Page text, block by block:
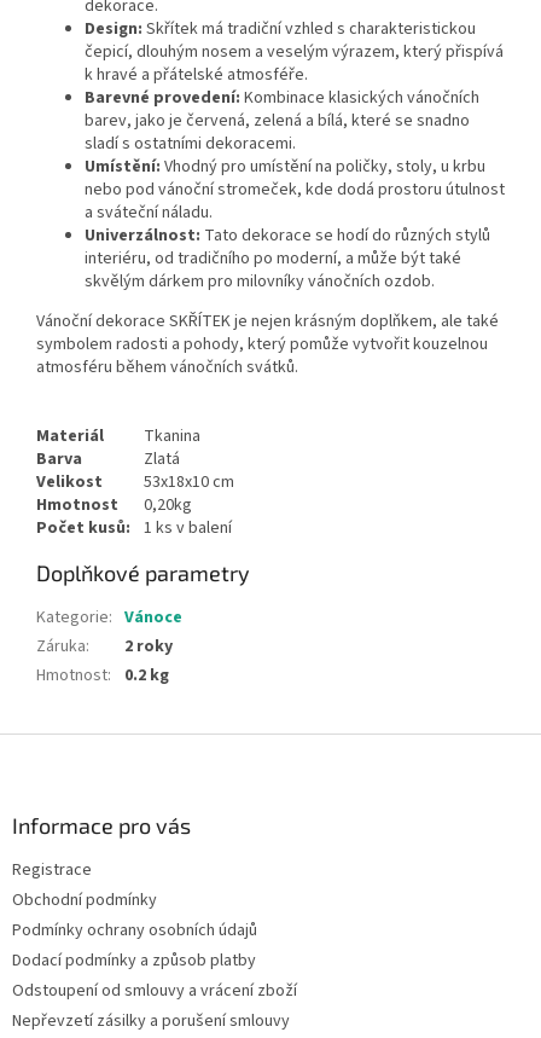
dekorace.
Design: Skřítek má tradiční vzhled s charakteristickou
čepicí, dlouhým nosem a veselým výrazem, který přispívá
k hravé a přátelské atmosféře.
Barevné provedení: Kombinace klasických vánočních
barev, jako je červená, zelená a bílá, které se snadno
sladí s ostatními dekoracemi.
Umístění: Vhodný pro umístění na poličky, stoly, u krbu
nebo pod vánoční stromeček, kde dodá prostoru útulnost
a sváteční náladu.
Univerzálnost: Tato dekorace se hodí do různých stylů
interiéru, od tradičního po moderní, a může být také
skvělým dárkem pro milovníky vánočních ozdob.
Vánoční dekorace SKŘÍTEK je nejen krásným doplňkem, ale také
symbolem radosti a pohody, který pomůže vytvořit kouzelnou
atmosféru během vánočních svátků.
Materiál
Tkanina
Barva
Zlatá
Velikost
53x18x10 cm
Hmotnost
0,20kg
Počet kusů: 1 ks v balení
Doplňkové parametry
Kategorie: Vánoce
Záruka:
2 roky
Hmotnost: 0.2 kg
Informace pro vás
Registrace
Obchodní podmínky
Podmínky ochrany osobních údajů
Dodací podmínky a způsob platby
Odstoupení od smlouvy a vrácení zboží
Nepřevzetí zásilky a porušení smlouvy